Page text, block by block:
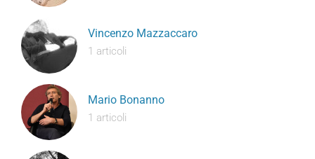
Vincenzo Mazzaccaro
1 articoli
Mario Bonanno
1 articoli